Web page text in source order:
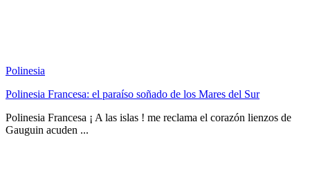
Polinesia
Polinesia Francesa: el paraíso soñado de los Mares del Sur
Polinesia Francesa ¡ A las islas ! me reclama el corazón lienzos de
Gauguin acuden ...